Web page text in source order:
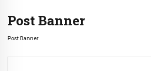
Post Banner
Post Banner